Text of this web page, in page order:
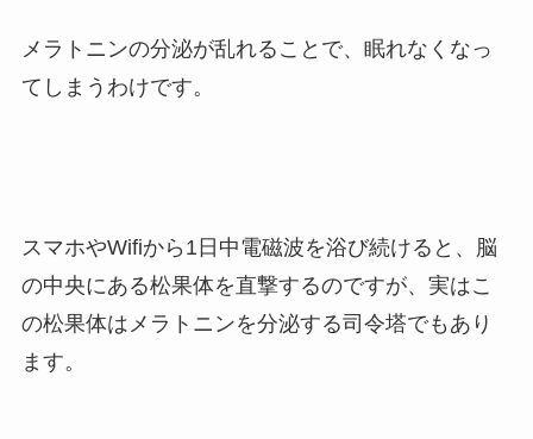
メラトニンの分泌が乱れることで、眠れなくなっ
てしまうわけです。
スマホやWifiから1日中電磁波を浴び続けると、脳
の中央にある松果体を直撃するのですが、実はこ
の松果体はメラトニンを分泌する司令塔でもあり
ます。